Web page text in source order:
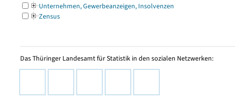
Unternehmen, Gewerbeanzeigen, Insolvenzen
Zensus
Das Thüringer Landesamt für Statistik in den sozialen Netzwerken: